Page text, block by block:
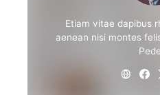
Etiam vitae dapibus
aenean nisi montes